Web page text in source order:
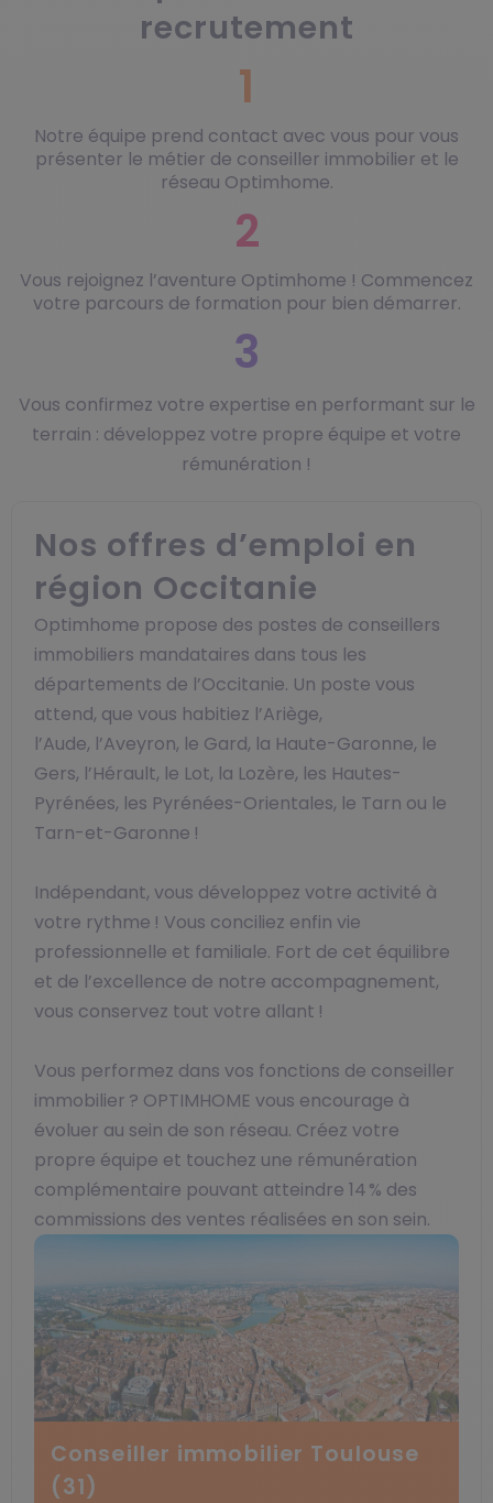
recrutement
1
Notre équipe prend contact avec vous pour vous
présenter le métier de conseiller immobilier et le
réseau Optimhome.
2
Vous rejoignez l’aventure Optimhome ! Commencez
votre parcours de formation pour bien démarrer.
3
Vous confirmez votre expertise en performant sur le
terrain : développez votre propre équipe et votre
rémunération !
Nos offres d’emploi en
région Occitanie
Optimhome propose des postes de conseillers
immobiliers mandataires dans tous les
départements de l’Occitanie. Un poste vous
attend, que vous habitiez l’Ariège,
l’Aude, l’Aveyron, le Gard, la Haute-Garonne, le
Gers, l’Hérault, le Lot, la Lozère, les Hautes-
Pyrénées, les Pyrénées-Orientales, le Tarn ou le
Tarn-et-Garonne !
Indépendant, vous développez votre activité à
votre rythme ! Vous conciliez enfin vie
professionnelle et familiale. Fort de cet équilibre
et de l’excellence de notre accompagnement,
vous conservez tout votre allant !
Vous performez dans vos fonctions de conseiller
immobilier ? OPTIMHOME vous encourage à
évoluer au sein de son réseau. Créez votre
propre équipe et touchez une rémunération
complémentaire pouvant atteindre 14 % des
commissions des ventes réalisées en son sein.
Conseiller immobilier Toulouse
(31)